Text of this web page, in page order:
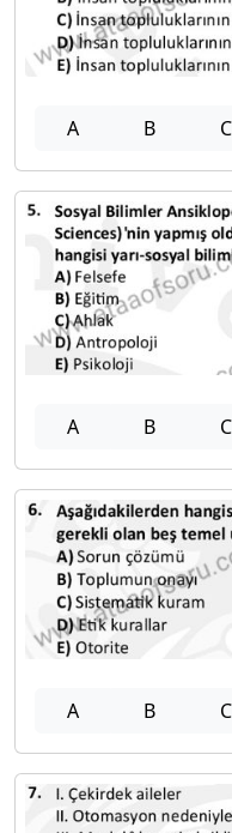
A B C
A B C
A B C